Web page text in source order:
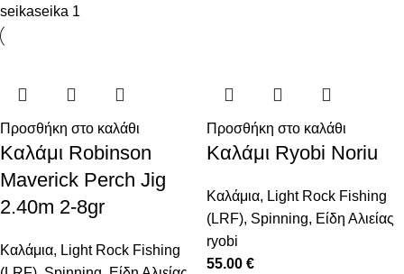
seikaseika 1
Προσθήκη στο καλάθι
Καλάμι Robinson
Maverick Perch Jig
2.40m 2-8gr
Καλάμια, Light Rock Fishing
Προσθήκη στο καλάθι
Καλάμι Ryobi Noriu
Καλάμια, Light Rock Fishing
(LRF), Spinning, Είδη Αλιείας
ryobi
55.00 €